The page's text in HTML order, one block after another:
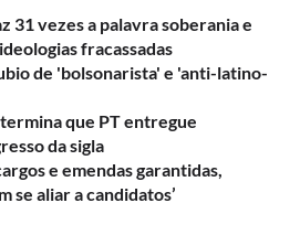
31 vezes a palavra soberania e
fracassadas
de 'bolsonarista' e 'anti-latino-
que PT entregue
da sigla
e emendas garantidas,
se aliar a candidatos’